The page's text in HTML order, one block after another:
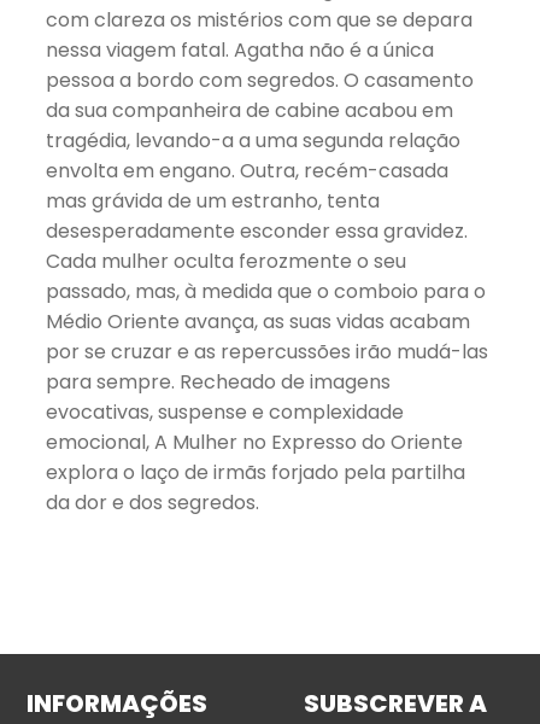
com clareza os mistérios com que se depara
nessa viagem fatal. Agatha não é a única
pessoa a bordo com segredos. O casamento
da sua companheira de cabine acabou em
tragédia, levando-a a uma segunda relação
envolta em engano. Outra, recém-casada
mas grávida de um estranho, tenta
desesperadamente esconder essa gravidez.
Cada mulher oculta ferozmente o seu
passado, mas, à medida que o comboio para o
Médio Oriente avança, as suas vidas acabam
por se cruzar e as repercussões irão mudá-las
para sempre. Recheado de imagens
evocativas, suspense e complexidade
emocional, A Mulher no Expresso do Oriente
explora o laço de irmãs forjado pela partilha
da dor e dos segredos.
INFORMAÇÕES
SUBSCREVER A